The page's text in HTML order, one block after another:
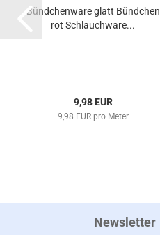
Bündchenware glatt Bündchen
rot Schlauchware...
9,98 EUR
9,98 EUR pro Meter
Newsletter